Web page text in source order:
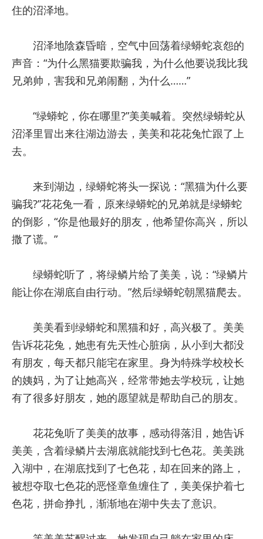
住的沼泽地。
沼泽地陰森昏暗，空气中回荡着绿蟒蛇哀怨的
声音：“为什么黑猫要欺骗我，为什么他要说我比我
兄弟帅，害我和兄弟闹翻，为什么……”
“绿蟒蛇，你在哪里?”美美喊着。突然绿蟒蛇从
沼泽里冒出来往湖边游去，美美和花花兔忙跟了上
去。
来到湖边，绿蟒蛇将头一探说：“黑猫为什么要
骗我?”花花兔一看，原来绿蟒蛇的兄弟就是绿蟒蛇
的倒影，“你是他最好的朋友，他希望你高兴，所以
撒了谎。”
绿蟒蛇听了，将绿鳞片给了美美，说：“绿鳞片
能让你在湖底自由行动。”然后绿蟒蛇朝黑猫爬去。
美美看到绿蟒蛇和黑猫和好，高兴极了。美美
告诉花花兔，她患有先天性心脏病，从小到大都没
有朋友，每天都只能宅在家里。身为特殊学校校长
的姨妈，为了让她高兴，经常带她去学校玩，让她
有了很多好朋友，她的愿望就是帮助自己的朋友。
花花兔听了美美的故事，感动得落泪，她告诉
美美，含着绿鳞片去湖底就能找到七色花。美美跳
入湖中，在湖底找到了七色花，却在回来的路上，
被想夺取七色花的恶怪章鱼缠住了，美美保护着七
色花，拼命挣扎，渐渐地在湖中失去了意识。